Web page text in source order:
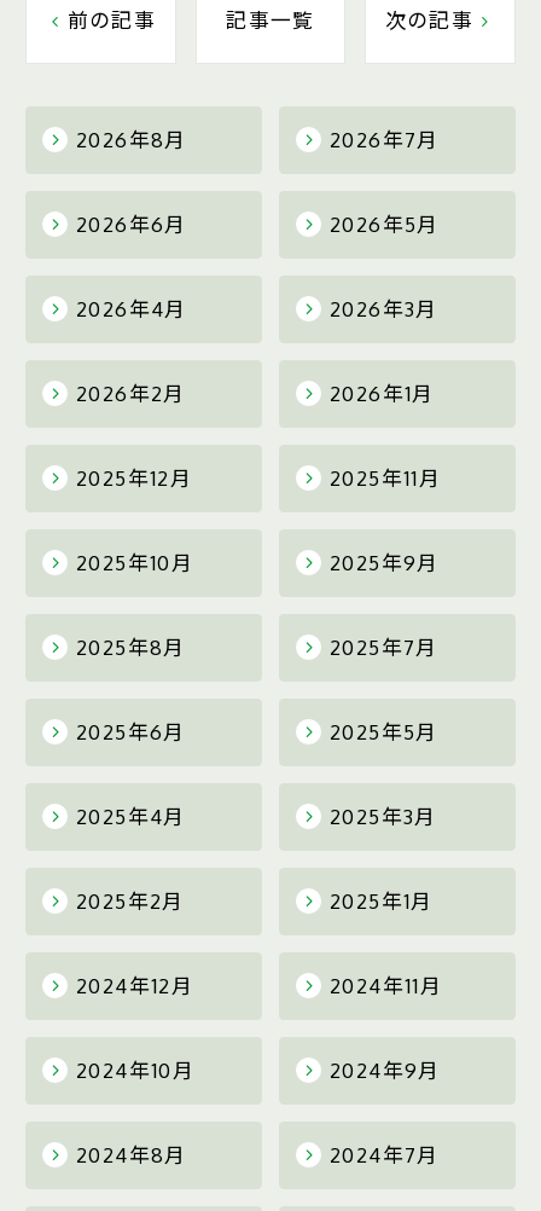
2026年8月 2026年7月
2026年6月 2026年5月
2026年4月 2026年3月
2026年2月 2026年1月
2025年12月 2025年11月
2025年10月 2025年9月
2025年8月 2025年7月
2025年6月 2025年5月
2025年4月 2025年3月
2025年2月 2025年1月
2024年12月 2024年11月
2024年10月 2024年9月
2024年8月 2024年7月
前の記事 記事一覧 次の記事